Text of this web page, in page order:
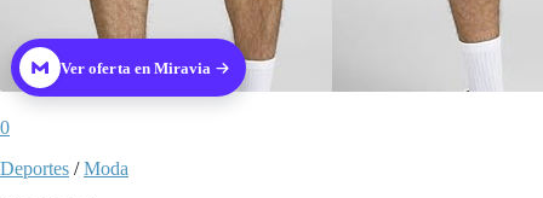
Ver oferta en Miravia
0
Deportes /Moda